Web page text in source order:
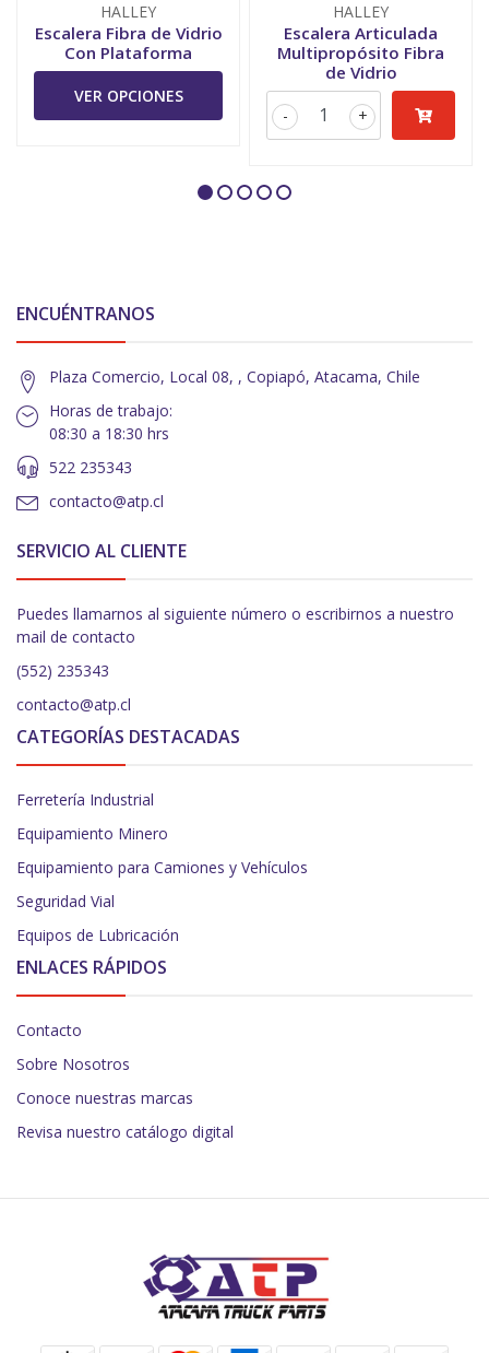
HALLEY
Escalera Fibra de Vidrio
Con Plataforma
VER OPCIONES
HALLEY
Escalera Articulada
Multipropósito Fibra
de Vidrio
+
-
ENCUÉNTRANOS
Plaza Comercio, Local 08, , Copiapó, Atacama, Chile
Horas de trabajo:
08:30 a 18:30 hrs
522 235343
contacto@atp.cl
SERVICIO AL CLIENTE
Puedes llamarnos al siguiente número o escribirnos a nuestro
mail de contacto
(552) 235343
contacto@atp.cl
CATEGORÍAS DESTACADAS
Ferretería Industrial
Equipamiento Minero
Equipamiento para Camiones y Vehículos
Seguridad Vial
Equipos de Lubricación
ENLACES RÁPIDOS
Contacto
Sobre Nosotros
Conoce nuestras marcas
Revisa nuestro catálogo digital